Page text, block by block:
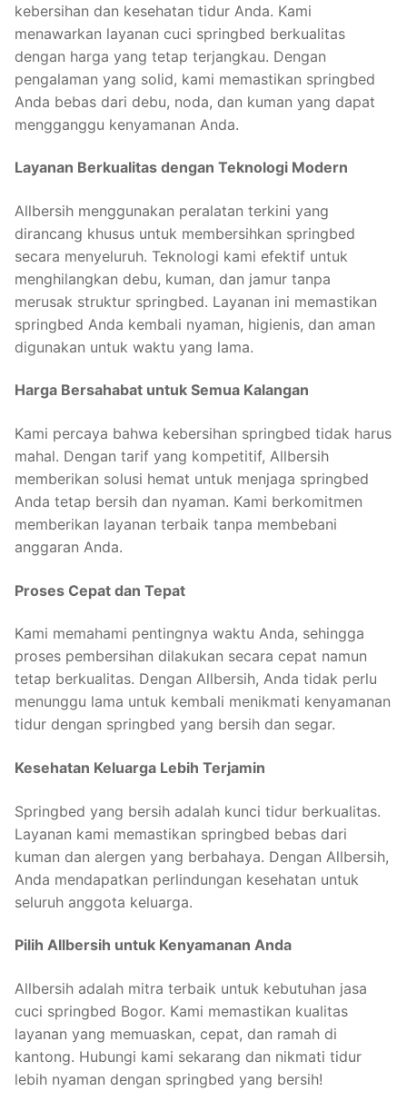
kebersihan dan kesehatan tidur Anda. Kami
menawarkan layanan cuci springbed berkualitas
dengan harga yang tetap terjangkau. Dengan
pengalaman yang solid, kami memastikan springbed
Anda bebas dari debu, noda, dan kuman yang dapat
mengganggu kenyamanan Anda.
Layanan Berkualitas dengan Teknologi Modern
Allbersih menggunakan peralatan terkini yang
dirancang khusus untuk membersihkan springbed
secara menyeluruh. Teknologi kami efektif untuk
menghilangkan debu, kuman, dan jamur tanpa
merusak struktur springbed. Layanan ini memastikan
springbed Anda kembali nyaman, higienis, dan aman
digunakan untuk waktu yang lama.
Harga Bersahabat untuk Semua Kalangan
Kami percaya bahwa kebersihan springbed tidak harus
mahal. Dengan tarif yang kompetitif, Allbersih
memberikan solusi hemat untuk menjaga springbed
Anda tetap bersih dan nyaman. Kami berkomitmen
memberikan layanan terbaik tanpa membebani
anggaran Anda.
Proses Cepat dan Tepat
Kami memahami pentingnya waktu Anda, sehingga
proses pembersihan dilakukan secara cepat namun
tetap berkualitas. Dengan Allbersih, Anda tidak perlu
menunggu lama untuk kembali menikmati kenyamanan
tidur dengan springbed yang bersih dan segar.
Kesehatan Keluarga Lebih Terjamin
Springbed yang bersih adalah kunci tidur berkualitas.
Layanan kami memastikan springbed bebas dari
kuman dan alergen yang berbahaya. Dengan Allbersih,
Anda mendapatkan perlindungan kesehatan untuk
seluruh anggota keluarga.
Pilih Allbersih untuk Kenyamanan Anda
Allbersih adalah mitra terbaik untuk kebutuhan jasa
cuci springbed Bogor. Kami memastikan kualitas
layanan yang memuaskan, cepat, dan ramah di
kantong. Hubungi kami sekarang dan nikmati tidur
lebih nyaman dengan springbed yang bersih!